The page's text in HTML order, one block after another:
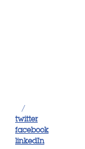
/
twitter
facebook
linkedIn